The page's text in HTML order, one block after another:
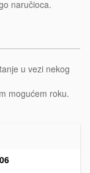
naručioca.
u vezi nekog
mogućem roku.